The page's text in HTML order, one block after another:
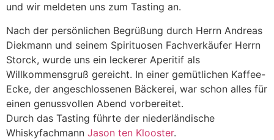
und wir meldeten uns zum Tasting an.
Nach der persönlichen Begrüßung durch Herrn Andreas
Diekmann und seinem Spirituosen Fachverkäufer Herrn
Storck, wurde uns ein leckerer Aperitif als
Willkommensgruß gereicht. In einer gemütlichen Kaffee-
Ecke, der angeschlossenen Bäckerei, war schon alles für
einen genussvollen Abend vorbereitet.
Durch das Tasting führte der niederländische
Whiskyfachmann Jason ten Klooster.